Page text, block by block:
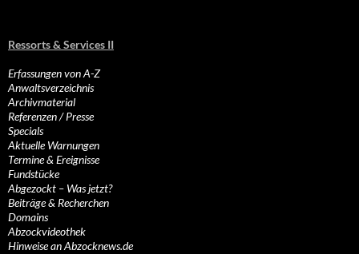
Ressorts & Services II
Erfassungen von A-Z
Anwaltsverzeichnis
Archivmaterial
Referenzen / Presse
Specials
Aktuelle Warnungen
Termine & Ereignisse
Fundstücke
Abgezockt – Was jetzt?
Beiträge & Recherchen
Domains
Abzockvideothek
Hinweise an Abzocknews.de